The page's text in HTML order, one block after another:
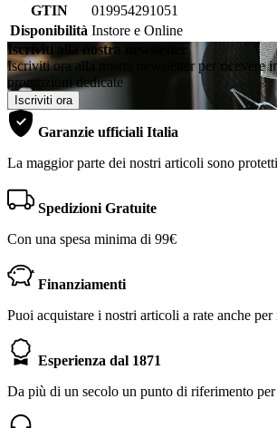
GTIN
019954291051
Disponibilità Instore e Online
Iscriviti alla nostra newsletter
Iscriviti ora alla nostra newsletter per ricevere
promozioni dedicate
Iscriviti ora
Garanzie ufficiali Italia
La maggior parte dei nostri articoli sono
Spedizioni Gratuite
Con una spesa minima di 99€
Finanziamenti
Puoi acquistare i nostri articoli a rate anche
Esperienza dal 1871
Da più di un secolo un punto di riferimento